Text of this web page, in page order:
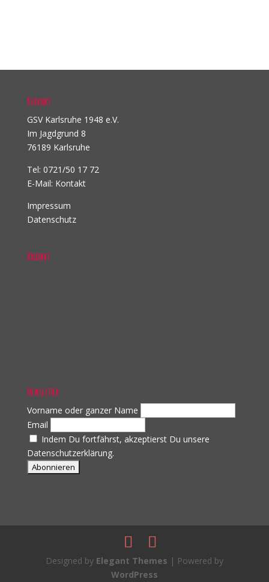
Kontakt
GSV Karlsruhe 1948 e.V.
Im Jagdgrund 8
76189 Karlsruhe
Tel: 0721/50 17 72
E-Mail: Kontakt
Impressum
Datenschutz
Anfahrt
Newsletter
Vorname oder ganzer Name
Email
Indem Du fortfährst, akzeptierst Du unsere
Datenschutzerklärung.
Designed by Elegant Themes | Powered by
WordPress